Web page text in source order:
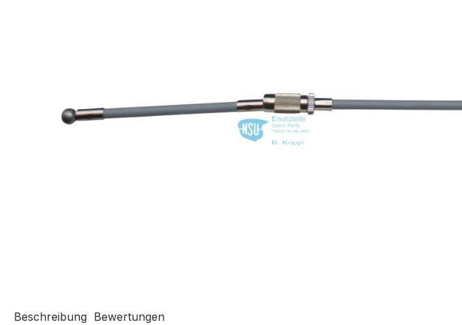
Beschreibung Bewertungen